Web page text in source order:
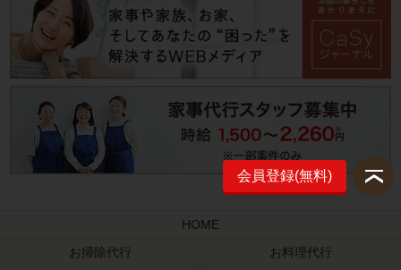
会員登録(無料)
HOME
お掃除代行
お料理代行